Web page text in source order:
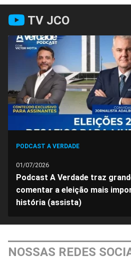
Compartilhar
no
Facebook
no
Whatsapp
no
Twitter
TV JCO
PODCAST A VERDADE
01/07/2026
Podcast A Verdade traz
comentar a eleição mais
história (assista)
NOSSAS REDES